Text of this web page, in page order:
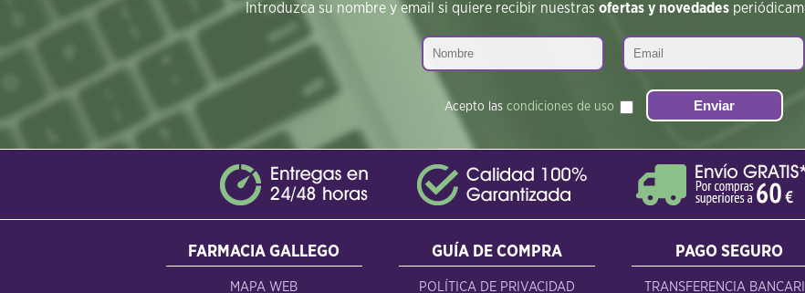
Introduzca su nombre y email si quiere recibir nuestras ofertas y novedades
Acepto las condiciones de uso
FARMACIA GALLEGO
MAPA WEB
GUÍA DE COMPRA
POLÍTICA DE PRIVACIDAD
PAGO SEGURO
TRANSFERENCIA